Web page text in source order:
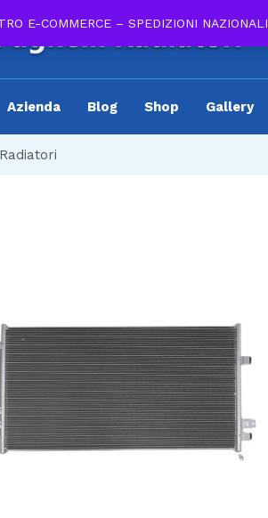
E-COMMERCE – SPEDIZIONI
Azienda Blog Shop Gallery
Radiatori